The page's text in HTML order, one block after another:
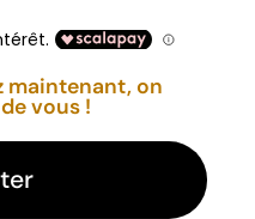
maintenant, on
vous !